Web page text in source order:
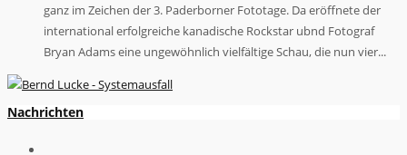
ganz im Zeichen der 3. Paderborner Fototage. Da eröffnete der
international erfolgreiche kanadische Rockstar ubnd Fotograf
Bryan Adams eine ungewöhnlich vielfältige Schau, die nun vier...
Nachrichten